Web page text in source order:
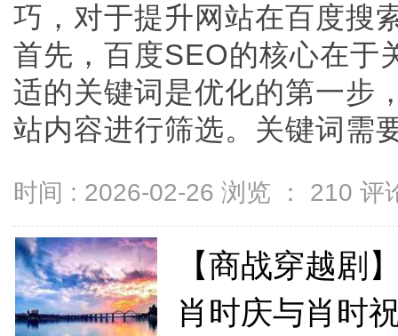
巧，对于提升网站在百度搜
首先，百度SEO的核心在于
适的关键词是优化的第一步
站内容进行筛选。关键词需
时间 : 2026-02-26 浏览 ： 210 评
【商战穿越
肖时庆与肖时